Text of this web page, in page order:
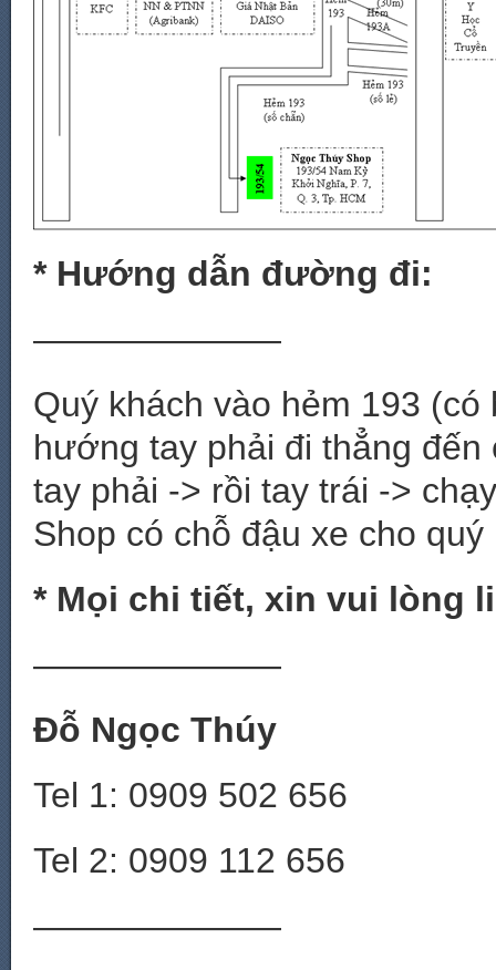
* Hướng dẫn đường đi:
———————
Quý khách vào hẻm 193
hướng tay phải đi thẳng
tay phải -> rồi tay trái ->
Shop có chỗ đậu xe cho quý
* Mọi chi tiết, xin vui lòng
———————
Đỗ Ngọc Thúy
Tel 1: 0909 502 656
Tel 2: 0909 112 656
———————